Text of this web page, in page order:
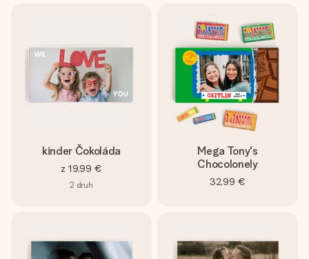
kinder Čokoláda
z 19,99 €
2 druh
Mega Tony's
Chocolonely
32,99 €